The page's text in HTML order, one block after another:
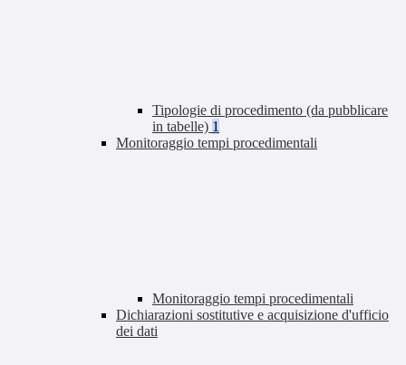
Tipologie di procedimento (da pubblicare
in tabelle) 1
Monitoraggio tempi procedimentali
Monitoraggio tempi procedimentali
Dichiarazioni sostitutive e acquisizione d'ufficio
dei dati